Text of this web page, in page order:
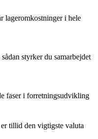
lageromkostninger i hele
styrker du samarbejdet
faser i forretningsudvikling
tillid den vigtigste valuta